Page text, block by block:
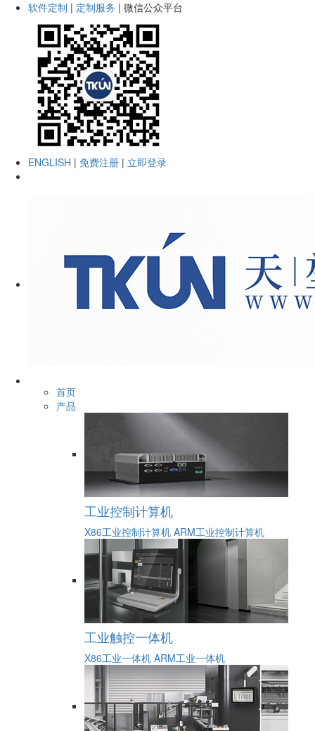
软件定制 | 定制服务 | 微信公众平台
ENGLISH | 免费注册 | 立即登录
首页
产品
工业控制计算机
X86工业控制计算机 ARM工业控制计算机
工业触控一体机
X86工业一体机 ARM工业一体机